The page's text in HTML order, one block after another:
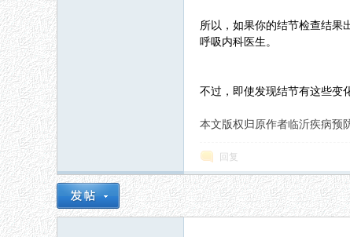
所以，如果你的结节检查结果
呼吸内科医生。
不过，即使发现结节有这些变
本文版权归原作者临沂疾病预
回复